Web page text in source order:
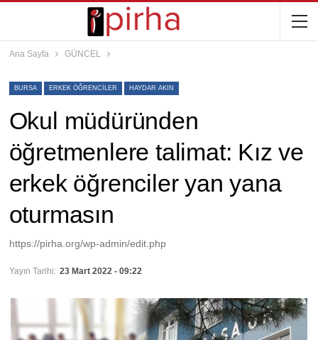
Ana Sayfa GÜNCEL
BURSA ERKEK ÖĞRENCILER HAYDAR AKIN
Okul müdüründen
öğretmenlere talimat: Kız ve
erkek öğrenciler yan yana
oturmasın
https://pirha.org/wp-admin/edit.php
Yayın Tarihi: 23 Mart 2022 - 09:22